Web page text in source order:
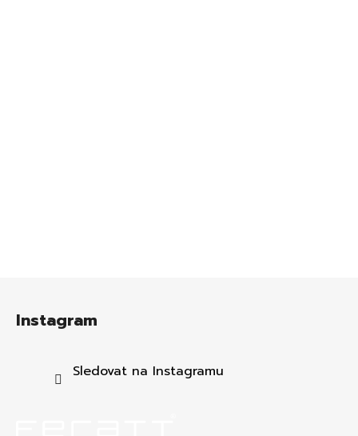
Instagram
Sledovat na Instagramu